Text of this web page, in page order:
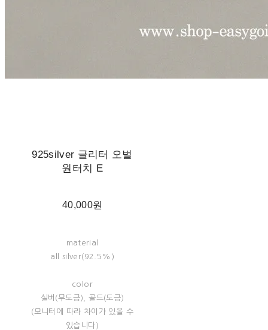
925silver 글리터 오벌
원터치 E
40,000원
material
all silver(92.5%)
color
실버(무도금), 골드(도금)
(모니터에 따라 차이가 있을 수
있습니다)